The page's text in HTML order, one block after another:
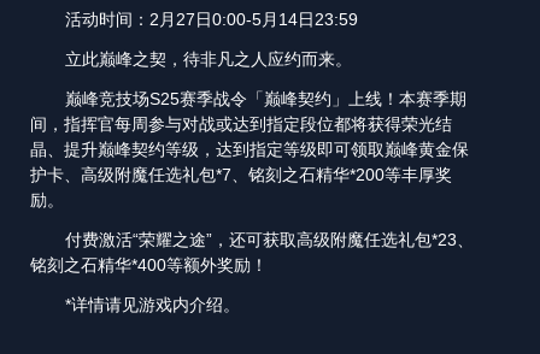
活动时间：2月27日0:00-5月14日23:59
立此巅峰之契，待非凡之人应约而来。
巅峰竞技场S25赛季战令「巅峰契约」上线！本赛季期
间，指挥官每周参与对战或达到指定段位都将获得荣光结
晶、提升巅峰契约等级，达到指定等级即可领取巅峰黄金保
护卡、高级附魔任选礼包*7、铭刻之石精华*200等丰厚奖
励。
付费激活“荣耀之途”，还可获取高级附魔任选礼包*23、
铭刻之石精华*400等额外奖励！
*详情请见游戏内介绍。